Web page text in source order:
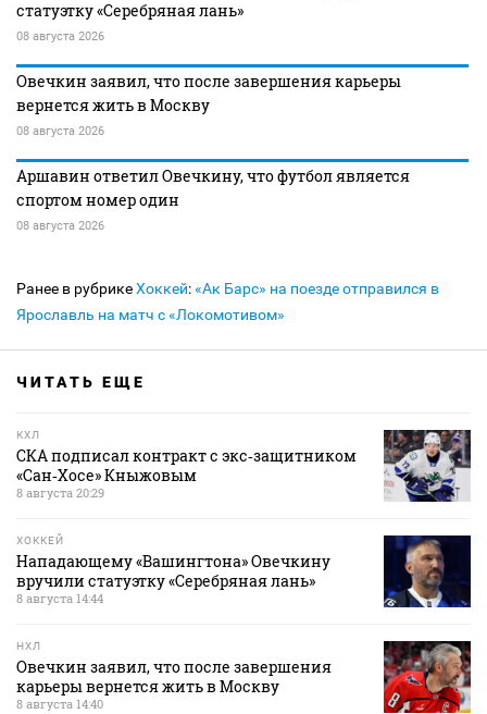
статуэтку «Серебряная лань»
08 августа 2026
Овечкин заявил, что после завершения карьеры
вернется жить в Москву
08 августа 2026
Аршавин ответил Овечкину, что футбол является
спортом номер один
08 августа 2026
Ранее в рубрикеХоккей:«Ак Барс» на поезде отправился в
Ярославль на матч с «Локомотивом»
ЧИТАТЬ ЕЩЕ
КХЛ
СКА подписал контракт с экс‑защитником
«Сан‑Хосе» Кныжовым
8 августа 20:29
ХОККЕЙ
Нападающему «Вашингтона» Овечкину
вручили статуэтку «Серебряная лань»
8 августа 14:44
НХЛ
Овечкин заявил, что после завершения
карьеры вернется жить в Москву
8 августа 14:40